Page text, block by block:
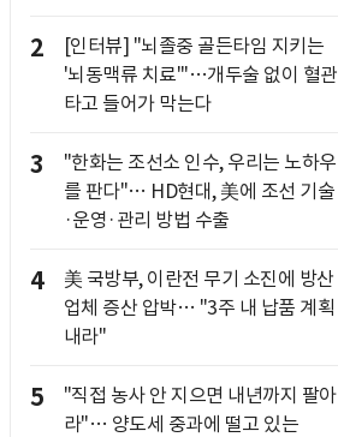
2
[인터뷰] "뇌졸중 골든타임 지키는
'뇌동맥류 치료'"…개두술 없이 혈관
타고 들어가 막는다
3
"한화는 조선소 인수, 우리는 노하우
를 판다"… HD현대, 美에 조선 기술
·운영·관리 방법 수출
4
美 국방부, 이란전 무기 소진에 방산
업체 증산 압박… "3주 내 납품 계획
내라"
5
"직접 농사 안 지으면 내년까지 팔아
라"… 양도세 중과에 떨고 있는